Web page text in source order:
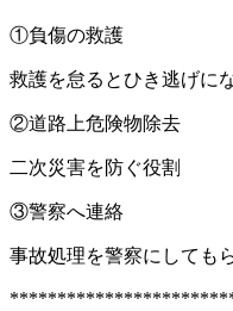
①負傷の救護
救護を怠るとひき逃げに
②道路上危険物除去
二次災害を防ぐ役割
③警察へ連絡
事故処理を警察にしても